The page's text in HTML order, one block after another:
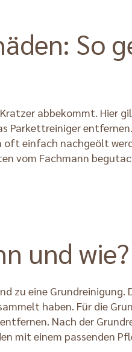
So
abbekommt. Hier
Parkettreiniger
einfach nachgeölt
vom Fachmann
und wie?
zu eine Grundreinigung.
haben. Für die
Nach der
mit einem passenden